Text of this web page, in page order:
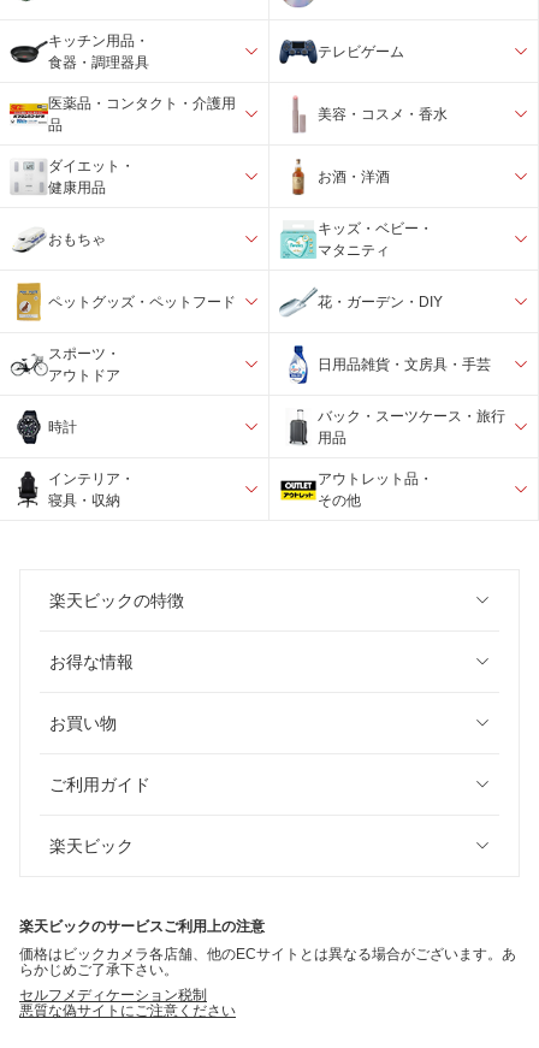
キッチン用品・
食器・調理器具
テレビゲーム
医薬品・コンタクト・介護用
品
美容・コスメ・香水
ダイエット・
健康用品
お酒・洋酒
おもちゃ
キッズ・ベビー・
マタニティ
ペットグッズ・ペットフード 花・ガーデン・DIY
スポーツ・
アウトドア
日用品雑貨・文房具・手芸
時計
バック・スーツケース・旅行
用品
インテリア・
寝具・収納
アウトレット品・
その他
楽天ビックの特徴
お得な情報
お買い物
ご利用ガイド
楽天ビック
楽天ビックのサービスご利用上の注意
価格はビックカメラ各店舗、他のECサイトとは異なる場合がございます。あ
らかじめご了承下さい。
セルフメディケーション税制
悪質な偽サイトにご注意ください